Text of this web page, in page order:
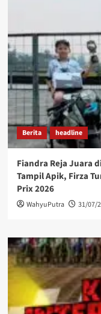
Berita headline
Fiandra Reja Juara
Tampil Apik, Firza
Prix 2026
WahyuPutra 31/07/